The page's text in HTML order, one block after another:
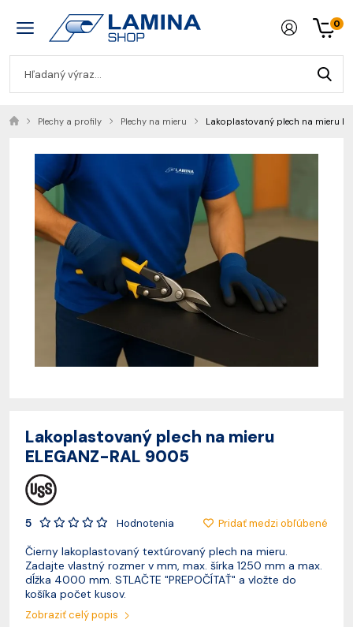
0
Plechy a profily Plechy na mieru Lakoplastovaný plech na mieru
Lakoplastovaný plech na mieru
ELEGANZ-RAL 9005
5 Hodnotenia Pridať medzi obľúbené
Čierny lakoplastovaný textúrovaný plech na mieru.
Zadajte vlastný rozmer v mm, max. šírka 1250 mm a max.
dĺžka 4000 mm. STLAČTE "PREPOČÍTAŤ" a vložte do
košíka počet kusov.
Zobraziť celý popis